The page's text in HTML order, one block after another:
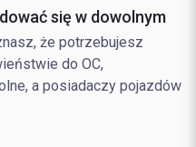
się w dowolnym
że potrzebujesz
do OC,
a posiadaczy pojazdów